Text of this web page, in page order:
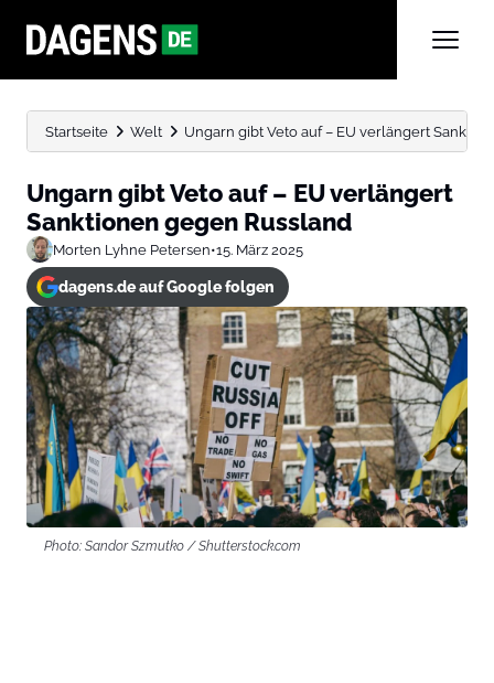
Startseite Welt Ungarn gibt Veto auf – EU verlängert
Ungarn gibt Veto auf – EU verlängert
Sanktionen gegen Russland
Morten Lyhne Petersen•15. März 2025
dagens.de auf Google folgen
Photo: Sandor Szmutko / Shutterstock.com